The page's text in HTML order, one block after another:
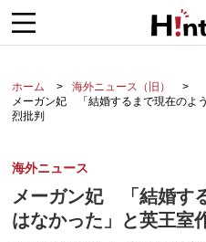
ホーム
海外ニュース（旧）
メーガン妃 「結婚するまで現在のよ
烈批判
海外ニュース
メーガン妃 「結婚す
はなかった」と英王室